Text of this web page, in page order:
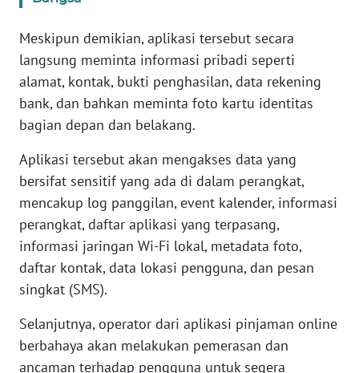
Meskipun demikian, aplikasi tersebut secara
langsung meminta informasi pribadi seperti
alamat, kontak, bukti penghasilan, data rekening
bank, dan bahkan meminta foto kartu identitas
bagian depan dan belakang.
Aplikasi tersebut akan mengakses data yang
bersifat sensitif yang ada di dalam perangkat,
mencakup log panggilan, event kalender, informasi
perangkat, daftar aplikasi yang terpasang,
informasi jaringan Wi-Fi lokal, metadata foto,
daftar kontak, data lokasi pengguna, dan pesan
singkat (SMS).
Selanjutnya, operator dari aplikasi pinjaman online
berbahaya akan melakukan pemerasan dan
ancaman terhadap pengguna untuk segera
WN
SUMUT
WN
JAKARTA
WN
JABAR
BANTEN
WN
NTT
WN
KEPRI